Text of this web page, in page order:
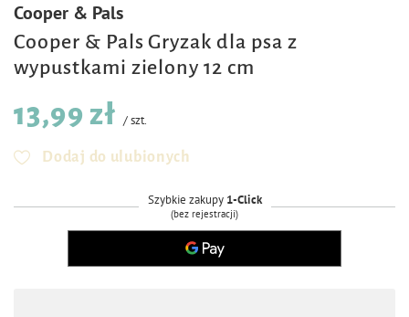
Cooper & Pals
Cooper & Pals Gryzak dla psa z
wypustkami zielony 12 cm
13,99 zł /szt.
Dodaj do ulubionych
Szybkie zakupy 1-Click
(bez rejestracji)